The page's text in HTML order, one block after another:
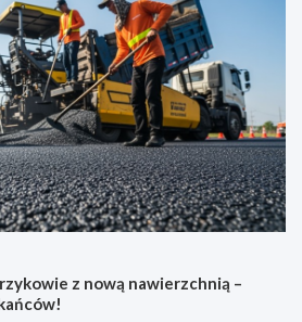
z nową nawierzchnią –